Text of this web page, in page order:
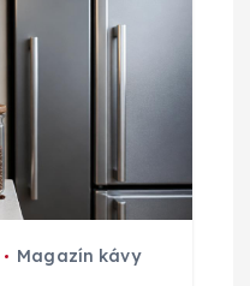
Magazín kávy